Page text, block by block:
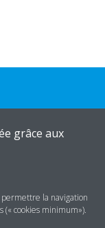
grâce aux
permettre la navigation
cookies minimum»).